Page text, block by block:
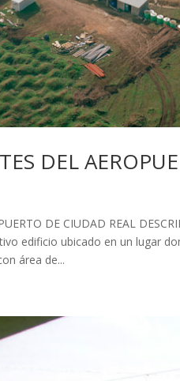
DEL
DE CIUDAD REAL
edificio ubicado en un lugar
área de...